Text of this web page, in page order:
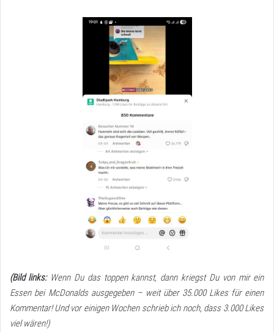
(Bild links:Wenn Du das toppen kannst, dann kriegst Du von mir ein
Essen bei McDonalds ausgegeben – weit über 35.000 Likes für einen
Kommentar! Undvor einigen Wochen schrieb ich noch, dass 3.000 Likes
viel wären!)